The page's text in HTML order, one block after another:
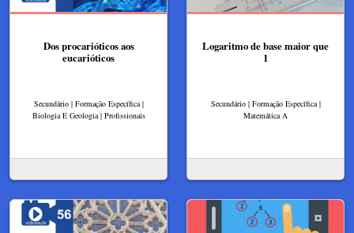
Dos procarióticos aos
eucarióticos
Secundário | Formação Específica |
Biologia E Geologia | Profissionais
Logaritmo de base maior que
1
Secundário | Formação Específica |
Matemática A